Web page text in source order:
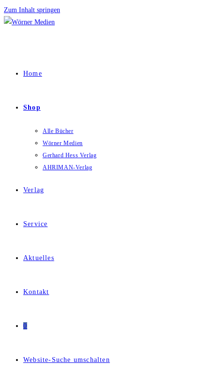
Zum Inhalt springen
Home
Shop
Alle Bücher
Wörner Medien
Gerhard Hess Verlag
AHRIMAN-Verlag
Verlag
Service
Aktuelles
Kontakt
0
Website-Suche umschalten